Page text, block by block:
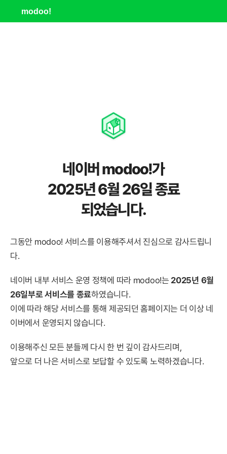
modoo!
네이버 modoo!가
2025년 6월 26일 종료
되었습니다.
그동안 modoo! 서비스를 이용해주셔서 진심으로 감사드립니
다.
네이버 내부 서비스 운영 정책에 따라 modoo!는 2025년 6월
26일부로 서비스를 종료하였습니다.
이에 따라 해당 서비스를 통해 제공되던 홈페이지는 더 이상 네
이버에서 운영되지 않습니다.
이용해주신 모든 분들께 다시 한 번 깊이 감사드리며,
앞으로 더 나은 서비스로 보답할 수 있도록 노력하겠습니다.